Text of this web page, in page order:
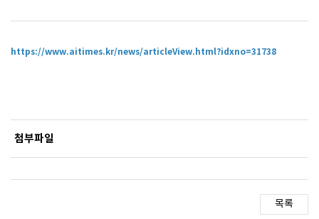
https://www.aitimes.kr/news/articleView.html?idxno=31738
첨부파일